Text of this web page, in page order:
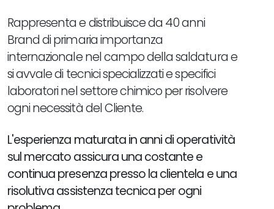
Rappresenta e distribuisce da 40 anni
Brand di primaria importanza
internazionale nel campo della saldatura e
si avvale di tecnici specializzati e specifici
laboratori nel settore chimico per risolvere
ogni necessità del Cliente.
L'esperienza maturata in anni di operatività
sul mercato assicura una costante e
continua presenza presso la clientela e una
risolutiva assistenza tecnica per ogni